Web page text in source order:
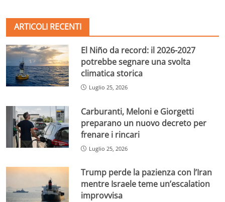
ARTICOLI RECENTI
El Niño da record: il 2026-2027
potrebbe segnare una svolta
climatica storica
Luglio 25, 2026
Carburanti, Meloni e Giorgetti
preparano un nuovo decreto per
frenare i rincari
Luglio 25, 2026
Trump perde la pazienza con l’Iran
mentre Israele teme un’escalation
improvvisa